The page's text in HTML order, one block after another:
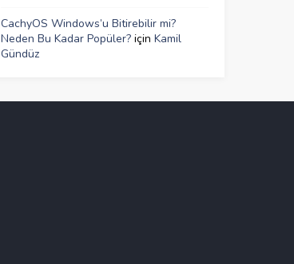
CachyOS Windows’u Bitirebilir mi?
Neden Bu Kadar Popüler? için Kamil
Gündüz